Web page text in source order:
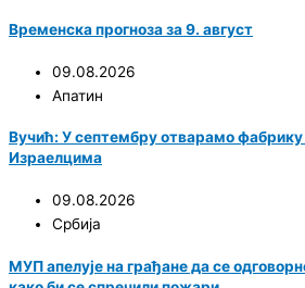
Временска прогноза за 9. август
09.08.2026
Апатин
Вучић: У септембру отварамо фабрику
Израелцима
09.08.2026
Србија
МУП апелује на грађане да се